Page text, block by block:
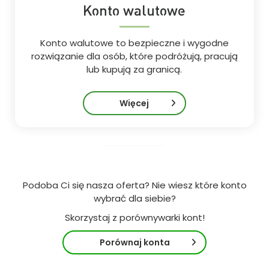
Konto walutowe
Konto walutowe to bezpieczne i wygodne
rozwiązanie dla osób, które podróżują, pracują
lub kupują za granicą.
Więcej
Podoba Ci się nasza oferta? Nie wiesz które konto
wybrać dla siebie?
Skorzystaj z porównywarki kont!
Porównaj konta